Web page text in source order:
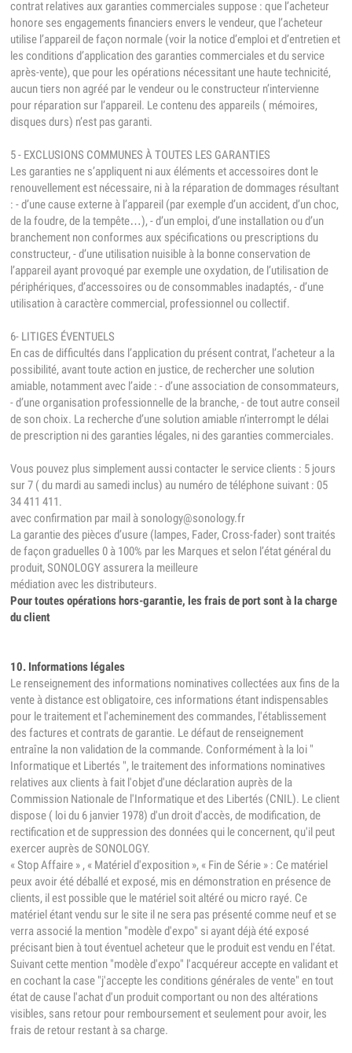
contrat relatives aux garanties commerciales suppose : que l’acheteur
honore ses engagements financiers envers le vendeur, que l’acheteur
utilise l’appareil de façon normale (voir la notice d’emploi et d’entretien et
les conditions d’application des garanties commerciales et du service
après-vente), que pour les opérations nécessitant une haute technicité,
aucun tiers non agréé par le vendeur ou le constructeur n’intervienne
pour réparation sur l’appareil. Le contenu des appareils ( mémoires,
disques durs) n’est pas garanti.
5 - EXCLUSIONS COMMUNES À TOUTES LES GARANTIES
Les garanties ne s’appliquent ni aux éléments et accessoires dont le
renouvellement est nécessaire, ni à la réparation de dommages résultant
: - d’une cause externe à l’appareil (par exemple d’un accident, d’un choc,
de la foudre, de la tempête…), - d’un emploi, d’une installation ou d’un
branchement non conformes aux spécifications ou prescriptions du
constructeur, - d’une utilisation nuisible à la bonne conservation de
l’appareil ayant provoqué par exemple une oxydation, de l’utilisation de
périphériques, d’accessoires ou de consommables inadaptés, - d’une
utilisation à caractère commercial, professionnel ou collectif.
6- LITIGES ÉVENTUELS
En cas de difficultés dans l’application du présent contrat, l’acheteur a la
possibilité, avant toute action en justice, de rechercher une solution
amiable, notamment avec l’aide : - d’une association de consommateurs,
- d’une organisation professionnelle de la branche, - de tout autre conseil
de son choix. La recherche d’une solution amiable n’interrompt le délai
de prescription ni des garanties légales, ni des garanties commerciales.
Vous pouvez plus simplement aussi contacter le service clients : 5 jours
sur 7 ( du mardi au samedi inclus) au numéro de téléphone suivant : 05
34 411 411.
avec confirmation par mail à sonology@sonology.fr
La garantie des pièces d’usure (lampes, Fader, Cross-fader) sont traités
de façon graduelles 0 à 100% par les Marques et selon l’état général du
produit, SONOLOGY assurera la meilleure
médiation avec les distributeurs.
Pour toutes opérations hors-garantie, les frais de port sont à la charge
du client
10. Informations légales
Le renseignement des informations nominatives collectées aux fins de la
vente à distance est obligatoire, ces informations étant indispensables
pour le traitement et l'acheminement des commandes, l'établissement
des factures et contrats de garantie. Le défaut de renseignement
entraîne la non validation de la commande. Conformément à la loi "
Informatique et Libertés ", le traitement des informations nominatives
relatives aux clients à fait l'objet d'une déclaration auprès de la
Commission Nationale de l'Informatique et des Libertés (CNIL). Le client
dispose ( loi du 6 janvier 1978) d'un droit d'accès, de modification, de
rectification et de suppression des données qui le concernent, qu'il peut
exercer auprès de SONOLOGY.
« Stop Affaire » , « Matériel d'exposition », « Fin de Série » : Ce matériel
peux avoir été déballé et exposé, mis en démonstration en présence de
clients, il est possible que le matériel soit altéré ou micro rayé. Ce
matériel étant vendu sur le site il ne sera pas présenté comme neuf et se
verra associé la mention "modèle d'expo" si ayant déjà été exposé
précisant bien à tout éventuel acheteur que le produit est vendu en l'état.
Suivant cette mention "modèle d'expo" l'acquéreur accepte en validant et
en cochant la case "j'accepte les conditions générales de vente" en tout
état de cause l'achat d'un produit comportant ou non des altérations
visibles, sans retour pour remboursement et seulement pour avoir, les
frais de retour restant à sa charge.